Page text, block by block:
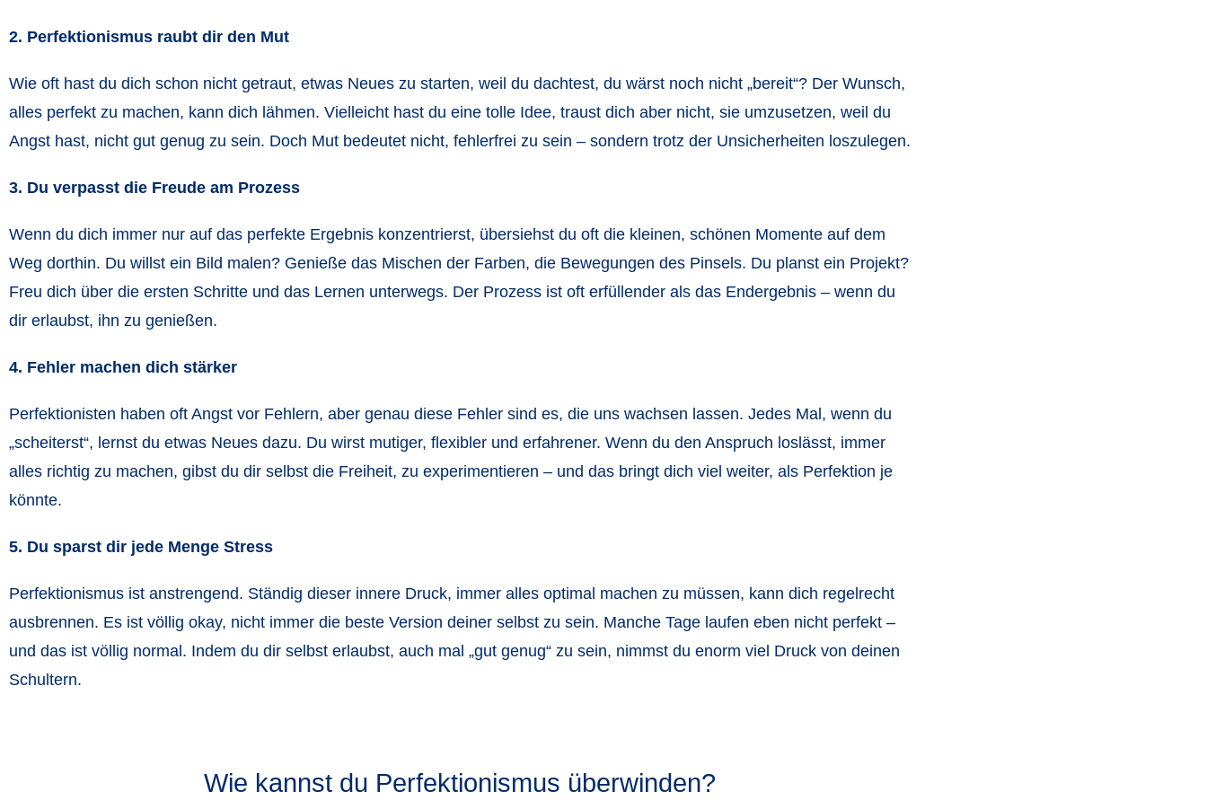
2. Perfektionismus raubt dir den Mut
Wie oft hast du dich schon nicht getraut, etwas Neues zu starten, weil du dachtest, du wärst noch nicht „bereit“? Der Wunsch,
alles perfekt zu machen, kann dich lähmen. Vielleicht hast du eine tolle Idee, traust dich aber nicht, sie umzusetzen, weil du
Angst hast, nicht gut genug zu sein. Doch Mut bedeutet nicht, fehlerfrei zu sein – sondern trotz der Unsicherheiten loszulegen.
3. Du verpasst die Freude am Prozess
Wenn du dich immer nur auf das perfekte Ergebnis konzentrierst, übersiehst du oft die kleinen, schönen Momente auf dem
Weg dorthin. Du willst ein Bild malen? Genieße das Mischen der Farben, die Bewegungen des Pinsels. Du planst ein Projekt?
Freu dich über die ersten Schritte und das Lernen unterwegs. Der Prozess ist oft erfüllender als das Endergebnis – wenn du
dir erlaubst, ihn zu genießen.
4. Fehler machen dich stärker
Perfektionisten haben oft Angst vor Fehlern, aber genau diese Fehler sind es, die uns wachsen lassen. Jedes Mal, wenn du
„scheiterst“, lernst du etwas Neues dazu. Du wirst mutiger, flexibler und erfahrener. Wenn du den Anspruch loslässt, immer
alles richtig zu machen, gibst du dir selbst die Freiheit, zu experimentieren – und das bringt dich viel weiter, als Perfektion je
könnte.
5. Du sparst dir jede Menge Stress
Perfektionismus ist anstrengend. Ständig dieser innere Druck, immer alles optimal machen zu müssen, kann dich regelrecht
ausbrennen. Es ist völlig okay, nicht immer die beste Version deiner selbst zu sein. Manche Tage laufen eben nicht perfekt –
und das ist völlig normal. Indem du dir selbst erlaubst, auch mal „gut genug“ zu sein, nimmst du enorm viel Druck von deinen
Schultern.
Wie kannst du Perfektionismus überwinden?